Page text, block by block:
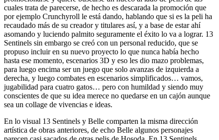
cuales trata de parecerse, de hecho es descarada la promoción que
por ejemplo Crunchyroll le está dando, hablando que si es la peli ha
recaudado más de su creador y titulares así, y a base de estar ahí
asomando y luciendo palmito seguramente el éxito lo va a lograr. 13
Sentinels sin embargo se creó con un personal reducido, que se
propuso incluir en su nuevo proyecto lo que nunca había hecho
hasta ese momento, escenarios 3D y eso les dio mazo problemas,
para luego encima ser un juego que solo avanzas de izquierda a
derecha, y luego combates en escenarios simplificados… vamos,
jugabilidad para cuatro gatos… pero con humildad y siendo muy
conscientes de que su idea merece no quedarse en un cajón aunque
sea un collage de vivencias e ideas.
En lo visual 13 Sentinels y Belle comparten la misma dirección
artística de obras anteriores, de echo Belle algunos personajes